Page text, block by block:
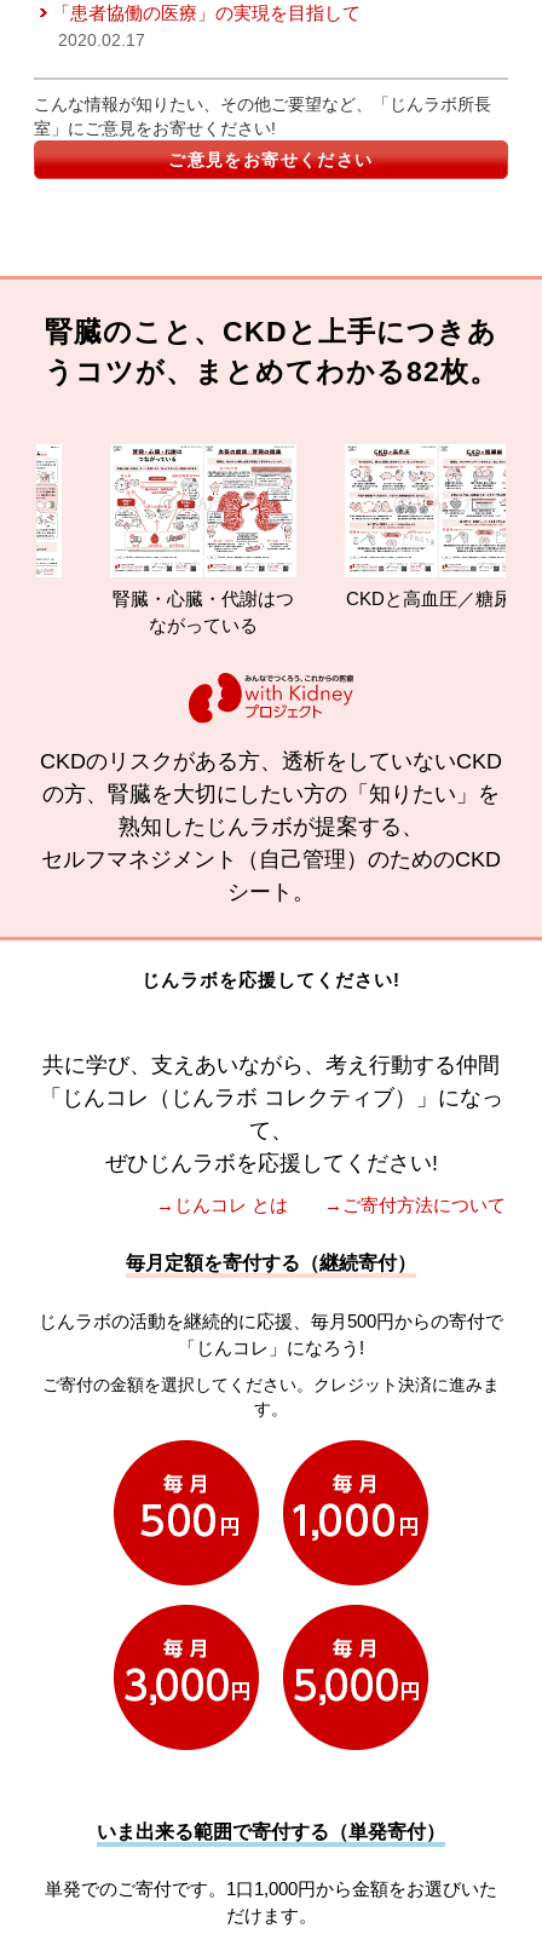
「患者協働の医療」の実現を目指して
2020.02.17
こんな情報が知りたい、その他ご要望など、「じんラボ所長
室」にご意見をお寄せください!
ご意見をお寄せください
腎臓のこと、CKDと上手につきあ
うコツが、まとめてわかる82枚。
腎臓・心臓・代謝はつ
ながっている
CKDと高血圧／糖尿病
CKDのリスクがある方、透析をしていないCKD
の方、腎臓を大切にしたい方の「知りたい」を
熟知したじんラボが提案する、
セルフマネジメント（自己管理）のためのCKD
シート。
じんラボを応援してください!
共に学び、支えあいながら、考え行動する仲間
「じんコレ（じんラボ コレクティブ）」になっ
て、
ぜひじんラボを応援してください!
→じんコレ とは →ご寄付方法について
毎月定額を寄付する（継続寄付）
じんラボの活動を継続的に応援、毎月500円からの寄付で
「じんコレ」になろう!
ご寄付の金額を選択してください。クレジット決済に進みま
す。
いま出来る範囲で寄付する（単発寄付）
単発でのご寄付です。1口1,000円から金額をお選びいた
だけます。